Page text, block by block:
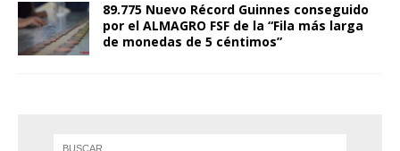
89.775 Nuevo Récord Guinnes conseguido
por el ALMAGRO FSF de la “Fila más larga
de monedas de 5 céntimos”